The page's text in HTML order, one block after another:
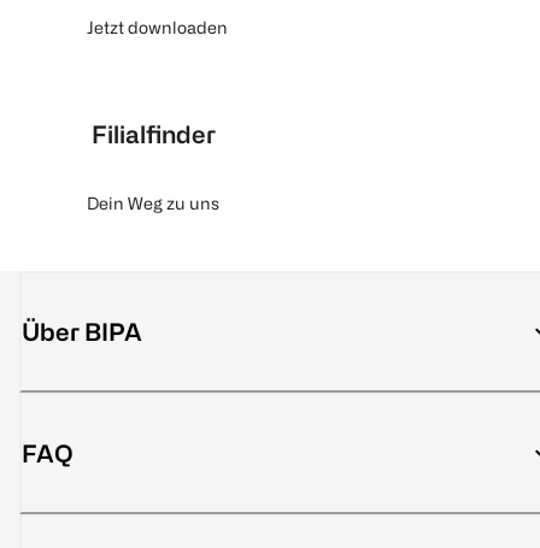
Jetzt downloaden
Filialfinder
Dein Weg zu uns
Über BIPA
FAQ